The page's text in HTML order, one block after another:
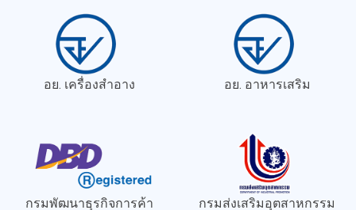
อย. เครื่องสำอาง อย. อาหารเสริม
กรมพัฒนาธุรกิจการค้า กรมส่งเสริมอุตสาหกรรม